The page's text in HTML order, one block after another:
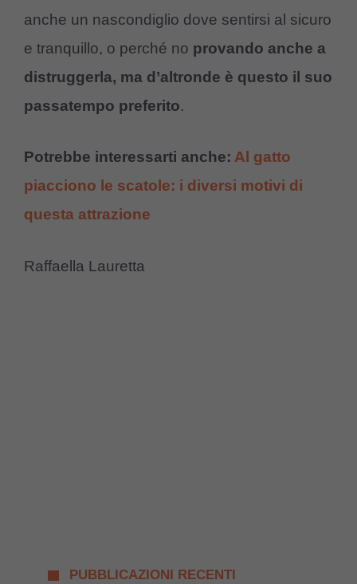
anche un nascondiglio dove sentirsi al sicuro
e tranquillo, o perché no provando anche a
distruggerla, ma d’altronde è questo il suo
passatempo preferito.
Potrebbe interessarti anche: Al gatto
piacciono le scatole: i diversi motivi di
questa attrazione
Raffaella Lauretta
PUBBLICAZIONI RECENTI